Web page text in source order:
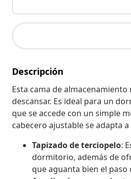
Descripción
Esta cama de
descansar. Es ideal para un
que se accede con un simple
cabecero ajustable se adapta
Tapizado de terciopelo:
dormitorio, además de
que aguanta bien el paso